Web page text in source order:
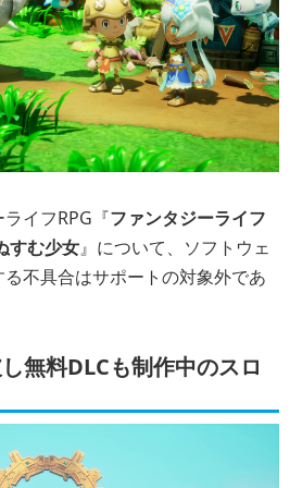
イフRPG『ファンタジーライフ
すむ少女』について、ソフトウェ
不具合はサポートの対象外であ
無料DLCも制作中のスロ